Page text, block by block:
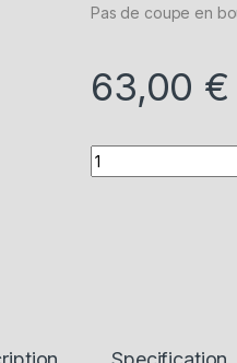
Pas de coupe en
63,00 €
Quantity